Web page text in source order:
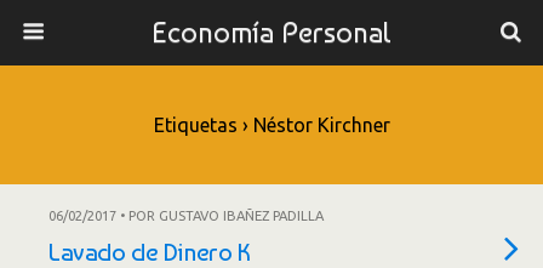
Economía Personal
Etiquetas › Néstor Kirchner
06/02/2017 • POR GUSTAVO IBAÑEZ PADILLA
Lavado de Dinero K